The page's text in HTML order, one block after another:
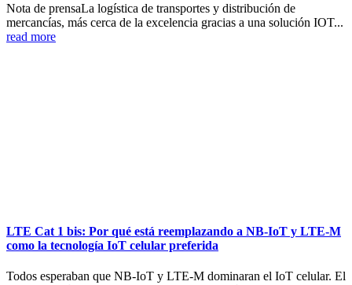
Nota de prensaLa logística de transportes y distribución de
mercancías, más cerca de la excelencia gracias a una solución IOT...
read more
LTE Cat 1 bis: Por qué está reemplazando a NB-IoT y LTE-M
como la tecnología IoT celular preferida
Todos esperaban que NB-IoT y LTE-M dominaran el IoT celular. El